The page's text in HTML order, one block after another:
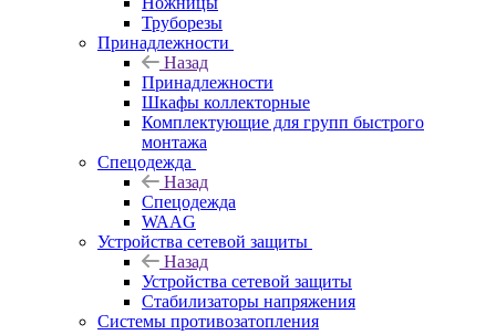
Труборезы
Принадлежности
Назад
Принадлежности
Шкафы коллекторные
Комплектующие для групп быстрого
монтажа
Спецодежда
Назад
Спецодежда
WAAG
Устройства сетевой защиты
Назад
Устройства сетевой защиты
Стабилизаторы напряжения
Системы противозатопления